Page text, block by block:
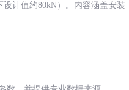
计值约80kN）。内容涵盖安装